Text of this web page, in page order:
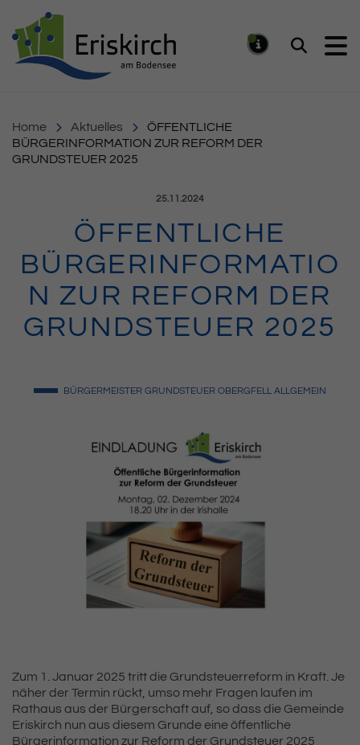
Suchen
Home Aktuelles
ÖFFENTLICHE
BÜRGERINFORMATION ZUR REFORM DER
GRUNDSTEUER 2025
Veröffentlicht am:
25.11.2024
ÖFFENTLICHE
BÜRGERINFORMATIO
N ZUR REFORM DER
GRUNDSTEUER 2025
BÜRGERMEISTER GRUNDSTEUER OBERGFELL ALLGEMEIN
Zum 1. Januar 2025 tritt die Grundsteuerreform in Kraft. Je
näher der Termin rückt, umso mehr Fragen laufen im
Rathaus aus der Bürgerschaft auf, so dass die Gemeinde
Eriskirch nun aus diesem Grunde eine öffentliche
Bürgerinformation zur Reform der Grundsteuer 2025